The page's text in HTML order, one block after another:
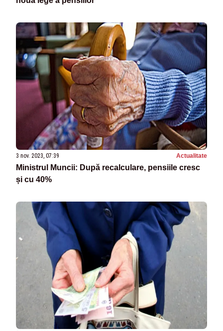
3 nov. 2023, 07:39 Actualitate
Ministrul Muncii: După recalculare, pensiile cresc
și cu 40%